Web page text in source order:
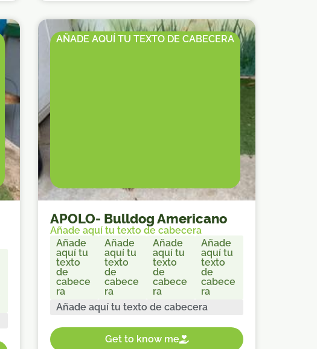
AÑADE AQUÍ TU TEXTO DE CABECERA
APOLO- Bulldog Americano
Añade aquí tu texto de cabecera
Añade
aquí tu
texto
de
cabece
ra
Añade
aquí tu
texto
de
cabece
ra
Añade
aquí tu
texto
de
cabece
ra
Añade
aquí tu
texto
de
cabece
ra
Añade aquí tu texto de cabecera
Get to know me